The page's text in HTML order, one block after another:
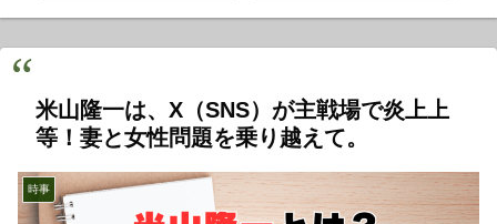
米山隆一は、X（SNS）が主戦場で炎上上
等！妻と女性問題を乗り越えて。
時事